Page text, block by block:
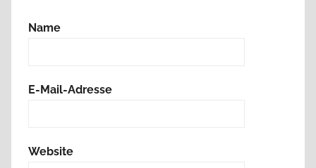
Name
E-Mail-Adresse
Website